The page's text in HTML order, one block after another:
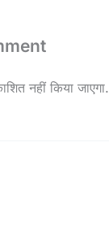
नहीं किया जाएगा.